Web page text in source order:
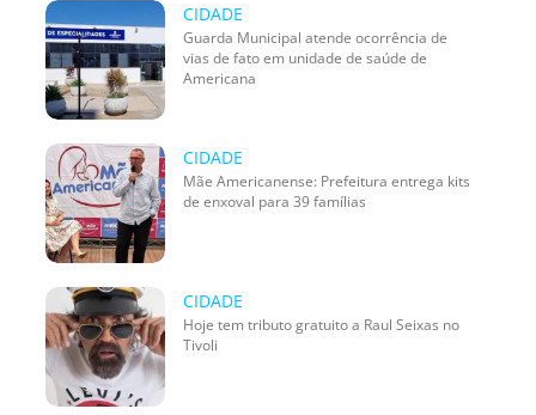
CIDADE
Guarda Municipal atende ocorrência de
vias de fato em unidade de saúde de
Americana
CIDADE
Mãe Americanense: Prefeitura entrega kits
de enxoval para 39 famílias
CIDADE
Hoje tem tributo gratuito a Raul Seixas no
Tivoli